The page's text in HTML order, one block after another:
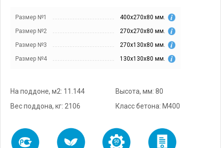
Размер №1
400х270х80 мм.
Размер №2
270х270х80 мм.
Размер №3
270х130х80 мм.
Размер №4
130х130х80 мм.
На поддоне, м2: 11.144
Высота, мм: 80
Вес поддона, кг: 2106
Класс бетона: М400